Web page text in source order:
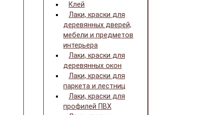
Клей
Лаки, краски для
деревянных дверей,
мебели и предметов
интерьера
Лаки, краски для
деревянных окон
Лаки, краски для
паркета и лестниц
Лаки, краски для
профилей ПВХ